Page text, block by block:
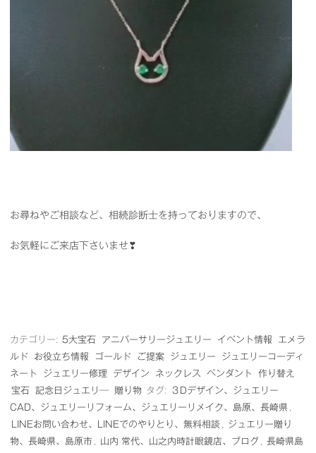
お尋ねやご相談など、相続診断士を持っておりますので、
お気軽にご来店下さいませ❣
カテゴリー: 5大宝石 アニバーサリージュエリー イベント情報
エメラ
ルド
お役立ち情報 ゴールド ご提案 ジュエリー
ジュエリーコーディ
ネート
ジュエリー修理 デザイン ネックレス ペンダント
作り替え
宝石
記念日ジュエリ― 贈り物 タグ:
３Dデザイン、ジュエリー
CAD、ジュエリーリフォーム、ジュエリーリメイク、島原、長崎県
LINEお問い合わせ、LINEでのやりとり、無料相談
ジュエリー贈り
物、長崎県、島原市
山内 常代、山之内時計眼鏡店、ブログ
長崎県島